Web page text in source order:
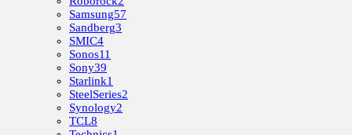
Samsung57
Sandberg3
SMIC4
Sonos11
Sony39
Starlink1
SteelSeries2
Synology2
TCL8